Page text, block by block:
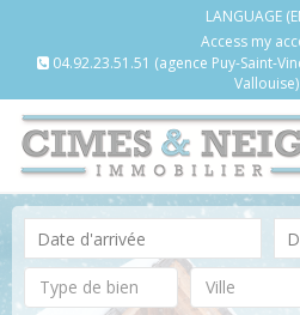
LANGUAGE
Access my
04.92.23.51.51 (agence Puy-Saint-
Vallouise)